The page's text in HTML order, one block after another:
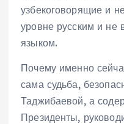
узбекоговорящие и
уровне русским и не
языком.
Почему именно
сама судьба,
Таджибаевой, а
Президенты,